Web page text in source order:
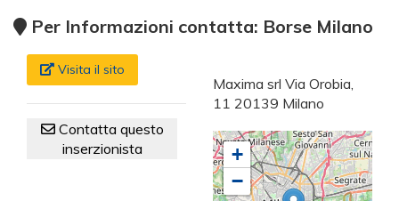
Per Informazioni contatta: Borse Milano
Visita il sito
Contatta questo
inserzionista
Maxima srl Via Orobia,
11 20139 Milano
+
−